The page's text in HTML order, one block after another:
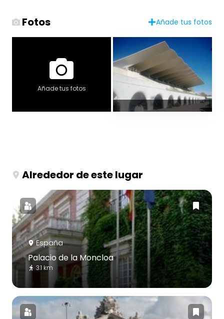
Fotos Añade tus fotos
Añade tus fotos
Alrededor de este lugar
España
Palacio de la Moncloa
3.1 km